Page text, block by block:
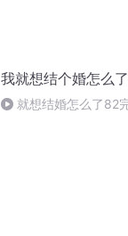
我就想结个婚怎么
就想结婚怎么了82